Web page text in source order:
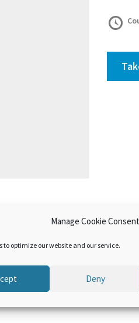
Manage Cookie Consent
to optimize our website and our service.
Deny
que causan los procesos
abordarán estos
conocimientos.